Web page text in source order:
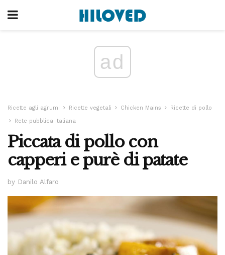
ad
Ricette agli agrumi Ricette vegetali Chicken Mains
Ricette di pollo
Rete pubblica italiana
Piccata di pollo con
capperi e purè di patate
by Danilo Alfaro